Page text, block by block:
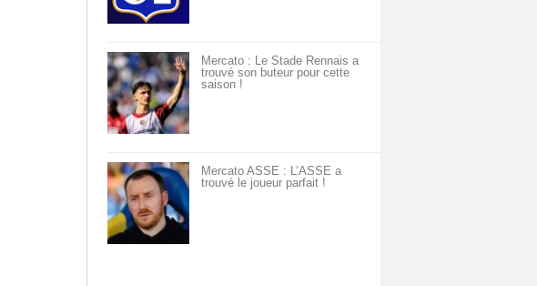
Mercato : Le Stade Rennais a
trouvé son buteur pour cette
saison !
Mercato ASSE : L’ASSE a
trouvé le joueur parfait !